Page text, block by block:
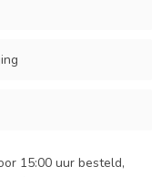
15:00 uur besteld,